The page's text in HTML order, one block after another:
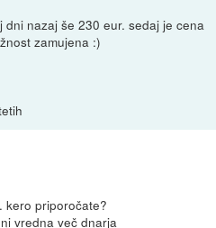
nazaj še 230 eur. sedaj je cena
zamujena :)
kero priporočate?
vredna več dnarja